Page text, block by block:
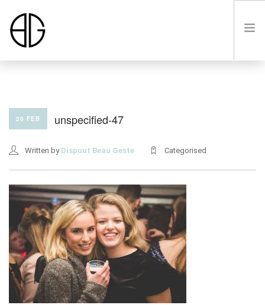
LUSTRUM VIII
LEDEN
20 FEB unspecified-47
Written by Dispuut Beau Geste Categorised